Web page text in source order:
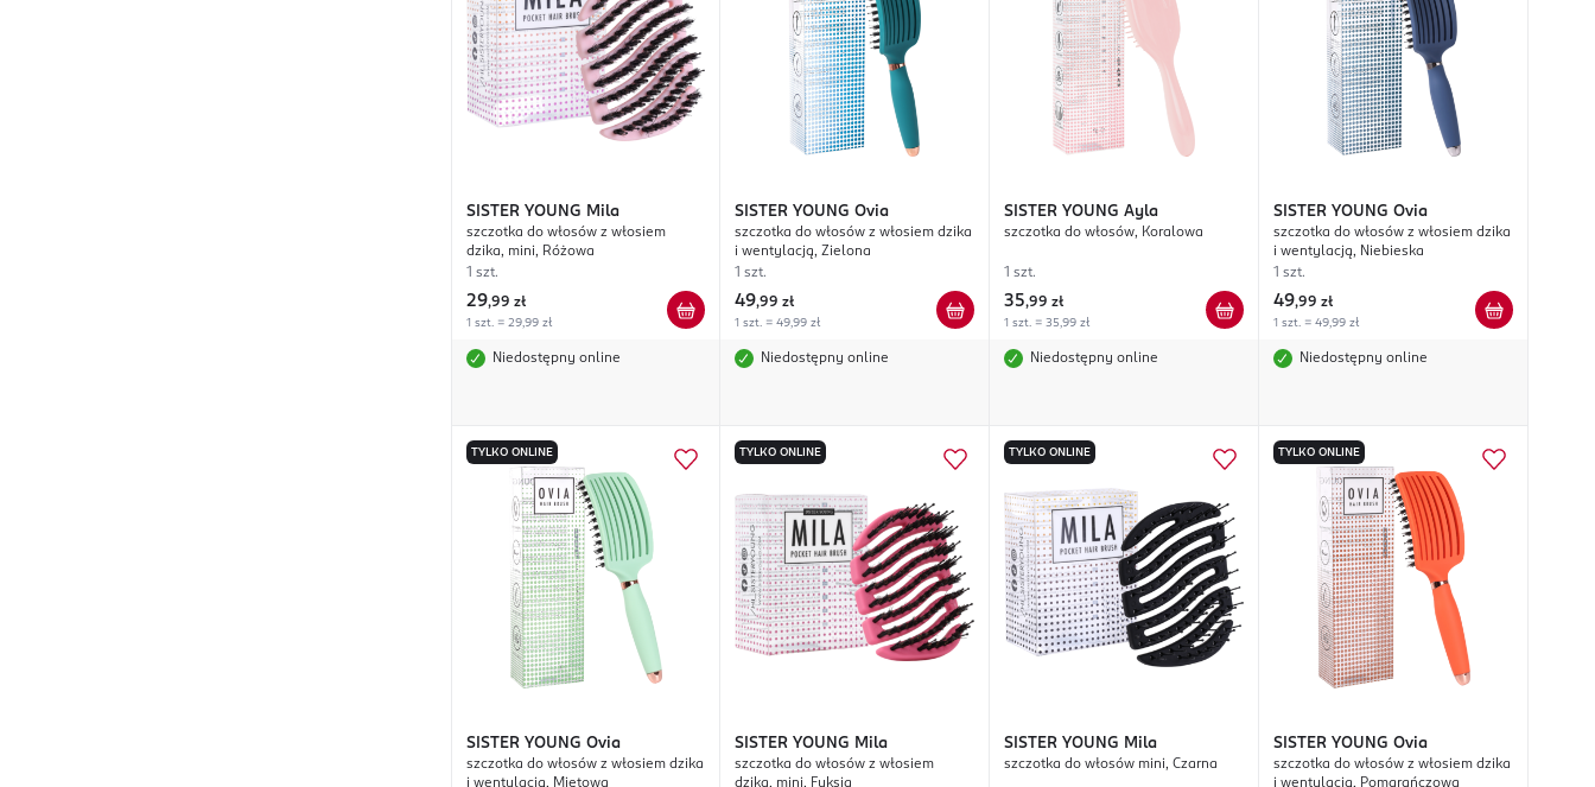
SISTER YOUNG Mila
szczotka do włosów z włosiem
dzika, mini, Różowa
1 szt.
29,99 zł
1 szt. = 29,99 zł
Niedostępny online
SISTER YOUNG Ovia
szczotka do włosów z włosiem dzika
i wentylacją, Zielona
1 szt.
49,99 zł
1 szt. = 49,99 zł
Niedostępny online
SISTER YOUNG Ayla
szczotka do włosów, Koralowa
1 szt.
35,99 zł
1 szt. = 35,99 zł
Niedostępny online
SISTER YOUNG Ovia
szczotka do włosów z włosiem dzika
i wentylacją, Niebieska
1 szt.
49,99 zł
1 szt. = 49,99 zł
Niedostępny online
TYLKO ONLINE
SISTER YOUNG Ovia
szczotka do włosów z włosiem dzika
i wentylacją, Miętowa
TYLKO ONLINE
SISTER YOUNG Mila
szczotka do włosów z włosiem
dzika, mini, Fuksja
TYLKO ONLINE
SISTER YOUNG Mila
szczotka do włosów mini, Czarna
TYLKO ONLINE
SISTER YOUNG Ovia
szczotka do włosów z włosiem dzika
i wentylacją, Pomarańczowa